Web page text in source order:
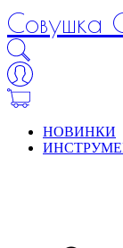
Совушка
НОВИНКИ